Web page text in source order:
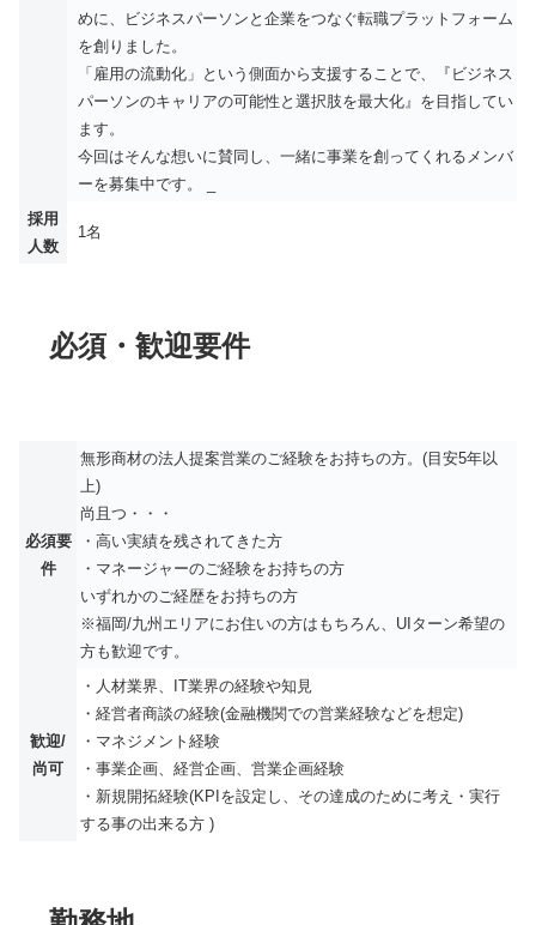
めに、ビジネスパーソンと企業をつなぐ転職プラットフォーム
を創りました。
「雇用の流動化」という側面から支援することで、『ビジネス
パーソンのキャリアの可能性と選択肢を最大化』を目指してい
ます。
今回はそんな想いに賛同し、一緒に事業を創ってくれるメンバ
ーを募集中です。 _
採用
人数
1名
必須・歓迎要件
必須要
件
無形商材の法人提案営業のご経験をお持ちの方。(目安5年以
上)
尚且つ・・・
・高い実績を残されてきた方
・マネージャーのご経験をお持ちの方
いずれかのご経歴をお持ちの方
※福岡/九州エリアにお住いの方はもちろん、UIターン希望の
方も歓迎です。
歓迎/
尚可
・人材業界、IT業界の経験や知見
・経営者商談の経験(金融機関での営業経験などを想定)
・マネジメント経験
・事業企画、経営企画、営業企画経験
・新規開拓経験(KPIを設定し、その達成のために考え・実行
する事の出来る方 )